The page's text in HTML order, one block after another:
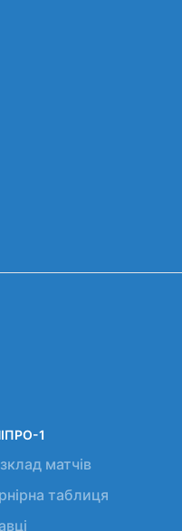
1
матчів
таблиця